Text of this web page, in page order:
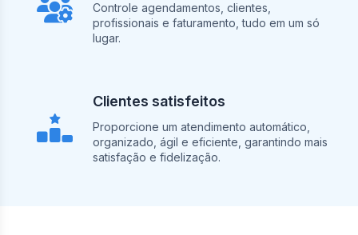
Controle agendamentos, clientes,
profissionais e faturamento, tudo em um só
lugar.
Clientes satisfeitos
Proporcione um atendimento automático,
organizado, ágil e eficiente, garantindo mais
satisfação e fidelização.